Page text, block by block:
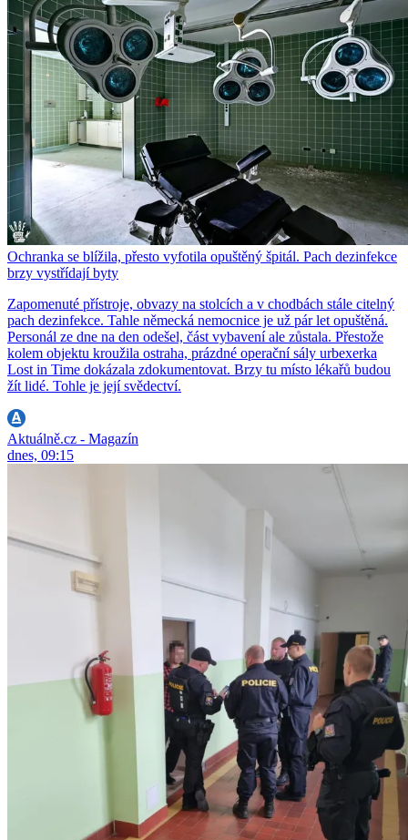
Ochranka se blížila, přesto vyfotila opuštěný špitál. Pach dezinfekce
brzy vystřídají byty
Zapomenuté přístroje, obvazy na stolcích a v chodbách stále citelný
pach dezinfekce. Tahle německá nemocnice je už pár let opuštěná.
Personál ze dne na den odešel, část vybavení ale zůstala. Přestože
kolem objektu kroužila ostraha, prázdné operační sály urbexerka
Lost in Time dokázala zdokumentovat. Brzy tu místo lékařů budou
žít lidé. Tohle je její svědectví.
Aktuálně.cz - Magazín
dnes, 09:15